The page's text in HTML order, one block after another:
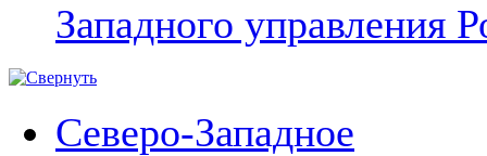
Западного управления
Северо-Западное